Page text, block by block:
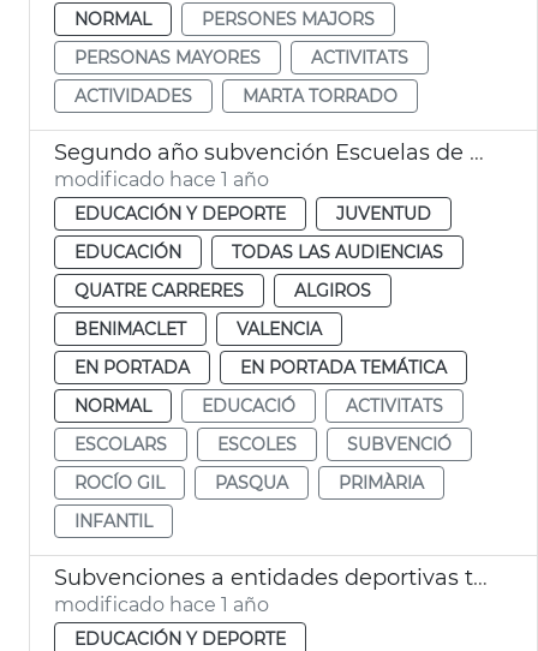
NORMAL
PERSONES MAJORS
PERSONAS MAYORES
ACTIVITATS
ACTIVIDADES
MARTA TORRADO
Segundo año subvención Escuelas de Pascua 2025
modificado hace 1 año
EDUCACIÓN Y DEPORTE
JUVENTUD
EDUCACIÓN
TODAS LAS AUDIENCIAS
QUATRE CARRERES
ALGIROS
BENIMACLET
VALENCIA
EN PORTADA
EN PORTADA TEMÁTICA
NORMAL
EDUCACIÓ
ACTIVITATS
ESCOLARS
ESCOLES
SUBVENCIÓ
ROCÍO GIL
PASQUA
PRIMÀRIA
INFANTIL
Subvenciones a entidades deportivas temporada 2024-2025 València
modificado hace 1 año
EDUCACIÓN Y DEPORTE